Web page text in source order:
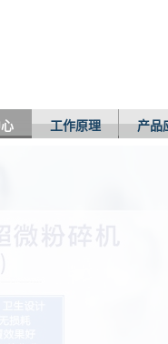
工作原理 产品